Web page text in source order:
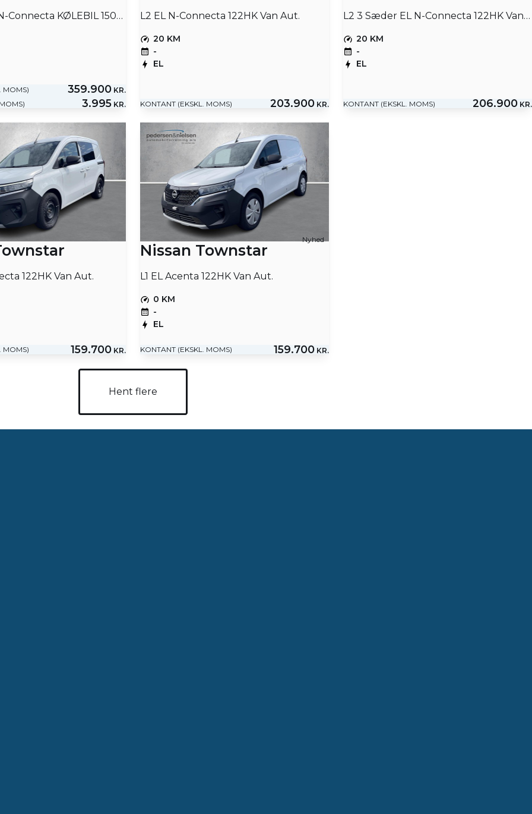
L2H1 2,0 DCi N-Connecta KØLEBIL 150HK Van Aut.
MOMS) 359.900 KR.
3.995 KR.
L2 EL N-Connecta 122HK Van Aut.
20 KM
-
EL
KONTANT (EKSKL. MOMS) 203.900 KR.
L2 3 Sæder EL N-Connecta 122HK Van Aut.
20 KM
-
EL
KONTANT (EKSKL. MOMS) 206.900 KR.
122HK Van Aut.
MOMS) 159.700 KR.
Nyhed
Nissan Townstar
L1 EL Acenta 122HK Van Aut.
0 KM
-
EL
KONTANT (EKSKL. MOMS) 159.700 KR.
Hent flere